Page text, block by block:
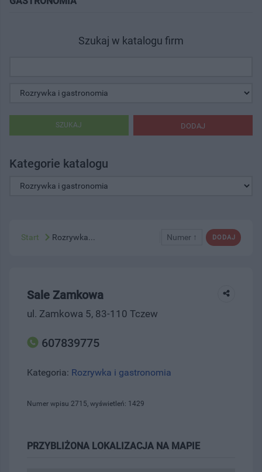
Szukaj w katalogu firm
DODAJ
SZUKAJ
Kategorie katalogu
DODAJ
Numer ↑
Start Rozrywka...
Sale Zamkowa
ul. Zamkowa 5, 83-110 Tczew
607839775
Kategoria: Rozrywka i gastronomia
Numer wpisu 2715, wyświetleń: 1429
PRZYBLIŻONA LOKALIZACJA NA MAPIE